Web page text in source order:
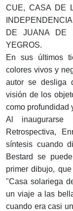
CUE, CASA DE
DE JUANA DE
YEGROS.
En sus últimos
colores vivos y
autor se desliga
visión de los
como profundidad
Al inaugurarse
Retrospectiva,
síntesis cuando
Bestard se
primer dibujo,
"Casa solariega
un viaje a las
cuando era casi